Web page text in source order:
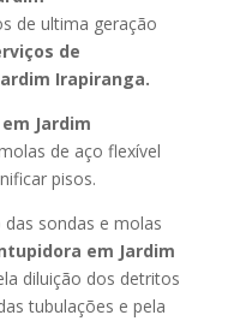
de ultima geração
de
Irapiranga.
em Jardim
de aço flexível
pisos.
sondas e molas
em Jardim
diluição dos detritos
tubulações e pela